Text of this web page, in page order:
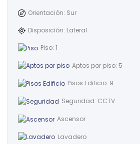
Orientación: Sur
Disposición: Lateral
Piso: 1
Aptos por piso: 5
Pisos Edificio: 9
Seguridad: CCTV
Ascensor
Lavadero